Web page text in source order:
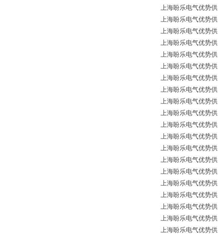
上海盼乐电气优势
上海盼乐电气优势
上海盼乐电气优势
上海盼乐电气优势
上海盼乐电气优势
上海盼乐电气优势
上海盼乐电气优势
上海盼乐电气优势
上海盼乐电气优势
上海盼乐电气优势
上海盼乐电气优势
上海盼乐电气优势
上海盼乐电气优势
上海盼乐电气优势
上海盼乐电气优势
上海盼乐电气优势
上海盼乐电气优势
上海盼乐电气优势
上海盼乐电气优势
上海盼乐电气优势